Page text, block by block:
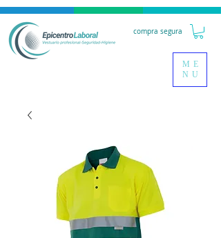
compra segura
ME
NU